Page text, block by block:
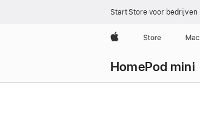
Start Store voor bedrijven
AppleStore Mac
HomePod mini